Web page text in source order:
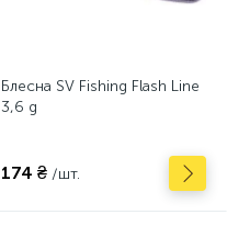
Блесна SV Fishing Flash Line
3,6 g
174 ₴ /шт.